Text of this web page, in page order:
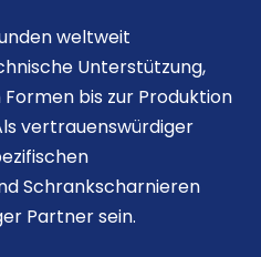
weltweit
Unterstützung,
bis zur Produktion
vertrauenswürdiger
Schrankscharnieren
Partner sein.